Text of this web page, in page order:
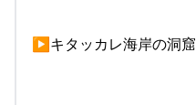
▶キタッカレ海岸の洞窟